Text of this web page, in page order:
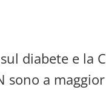
diabete e la
a